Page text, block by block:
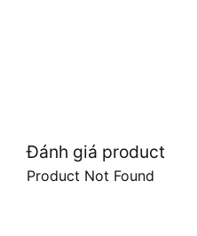
Đánh giá product
Product Not Found